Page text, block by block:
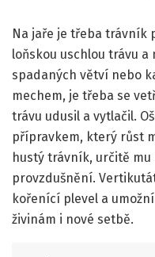
Na jaře je třeba trávník
loňskou uschlou trávu
spadaných větví nebo
mechem, je třeba se
trávu udusil a vytlačil.
přípravkem, který růst
hustý trávník, určitě
provzdušnění.
kořenící plevel a
živinám i nové setbě.